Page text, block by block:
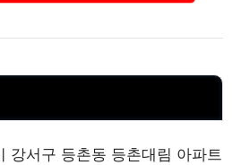
강서구 등촌동 등촌대림 아파트